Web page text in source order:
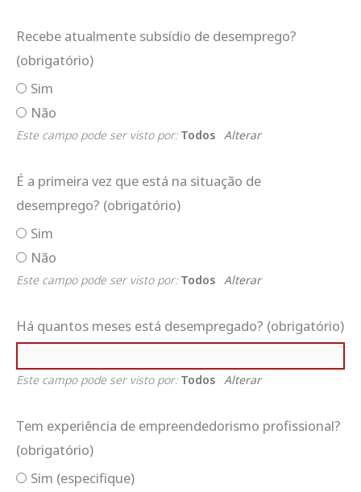
Recebe atualmente subsídio de desemprego?
(obrigatório)
Sim
Não
Este campo pode ser visto por: Todos Alterar
É a primeira vez que está na situação de
desemprego? (obrigatório)
Sim
Não
Este campo pode ser visto por: Todos Alterar
Há quantos meses está desempregado? (obrigatório)
Este campo pode ser visto por: Todos Alterar
Tem experiência de empreendedorismo profissional?
(obrigatório)
Sim (especifique)